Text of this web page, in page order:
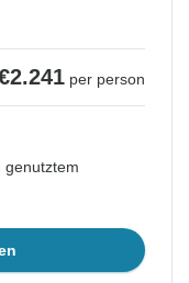
per person
genutztem